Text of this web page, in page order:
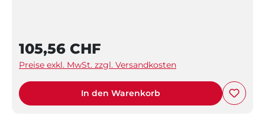
105,56 CHF
Preise exkl. MwSt. zzgl. Versandkosten
In den Warenkorb